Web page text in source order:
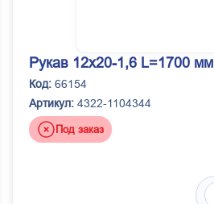
Рукав 12х20-1,6 L=1700 мм
Код: 66154
Артикул: 4322-1104344
Под заказ